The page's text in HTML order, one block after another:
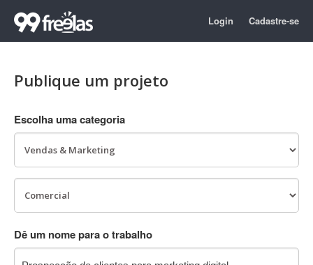
Login Cadastre-se
Publique um projeto
Escolha uma categoria
Dê um nome para o trabalho